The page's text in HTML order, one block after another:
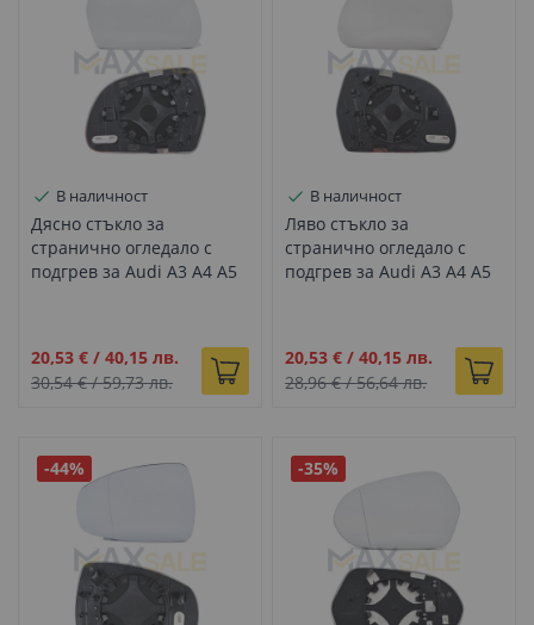
В наличност
Дясно стъкло за
странично огледало с
подгрев за Audi A3 A4 A5
Промо
цена
20,53 € / 40,15 лв.
30,54 €/59,73 лв.
В наличност
Ляво стъкло за
странично огледало с
подгрев за Audi A3 A4 A5
Промо
цена
20,53 € /40,15 лв.
28,96 €/56,64 лв.
-44% -35%